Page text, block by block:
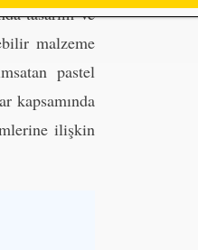
tasarım ve
malzeme
pastel
kapsamında
ilişkin